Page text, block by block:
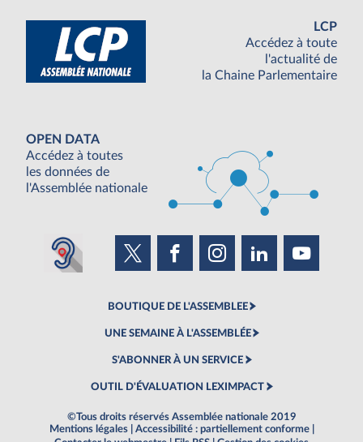
LCP
Accédez à toute
l'actualité de
la Chaine Parlementaire
OPEN DATA
Accédez à toutes
les données de
l'Assemblée nationale
BOUTIQUE DE L'ASSEMBLEE
UNE SEMAINE À L'ASSEMBLÉE
S'ABONNER À UN SERVICE
OUTIL D'ÉVALUATION LEXIMPACT
©Tous droits réservés Assemblée nationale 2019
Mentions légales
Accessibilité : partiellement conforme